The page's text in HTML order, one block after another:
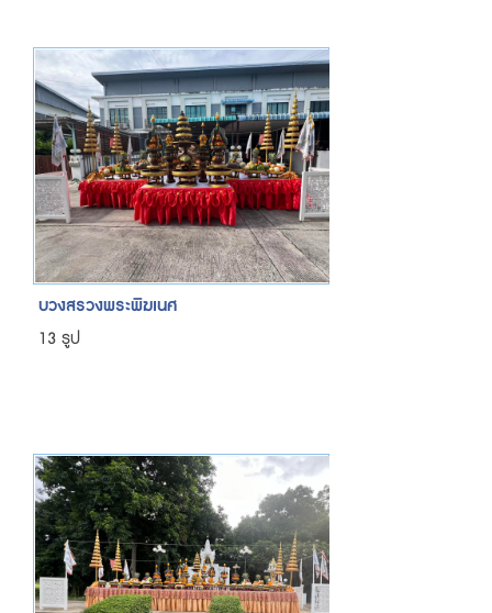
บวงสรวงพระพิฆเนศ
13 รูป